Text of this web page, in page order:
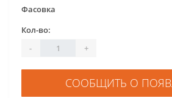
Фасовка
Кол-во:
-
+
СООБЩИТЬ О